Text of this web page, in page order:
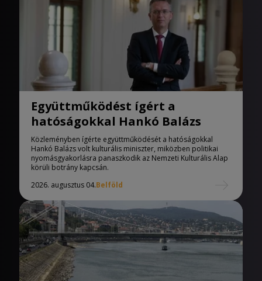
Együttműködést ígért a
hatóságokkal Hankó Balázs
Közleményben ígérte együttműködését a hatóságokkal
Hankó Balázs volt kulturális miniszter, miközben politikai
nyomásgyakorlásra panaszkodik az Nemzeti Kulturális Alap
körüli botrány kapcsán.
2026. augusztus 04.Belföld